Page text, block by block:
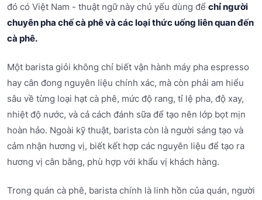
đó có Việt Nam - thuật ngữ này chủ yếu dùng để chỉ người
chuyên pha chế cà phê và các loại thức uống liên quan đến
cà phê.
Một barista giỏi không chỉ biết vận hành máy pha espresso
hay cân đong nguyên liệu chính xác, mà còn phải am hiểu
sâu về từng loại hạt cà phê, mức độ rang, tỉ lệ pha, độ xay,
nhiệt độ nước, và cả cách đánh sữa để tạo nên lớp bọt mịn
hoàn hảo. Ngoài kỹ thuật, barista còn là người sáng tạo và
cảm nhận hương vị, biết kết hợp các nguyên liệu để tạo ra
hương vị cân bằng, phù hợp với khẩu vị khách hàng.
Trong quán cà phê, barista chính là linh hồn của quán, người